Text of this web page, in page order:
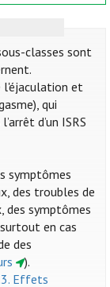
classes sont
l'éjaculation et
qui
d’un ISRS
symptômes
des troubles de
des symptômes
en cas
des
).
Effets